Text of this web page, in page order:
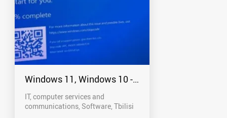
Windows 11, Windows 10 - გამოძახებით
IT, computer services and
communications, Software Tbilisi